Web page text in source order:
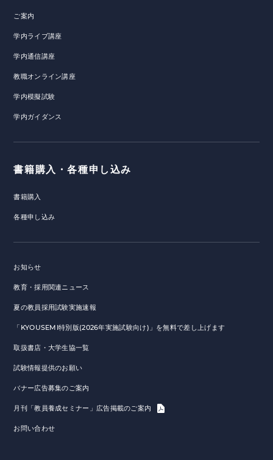
ご案内
学内ライブ講座
学内通信講座
教職オンライン講座
学内模擬試験
学内ガイダンス
書籍購入・各種申し込み
書籍購入
各種申し込み
お知らせ
教育・採用関連ニュース
夏の教員採用試験実施速報
「KYOUSEMI特別版(2026年実施試験向け)」を無料で差し上げます
取扱書店・大学生協一覧
試験情報提供のお願い
バナー広告募集のご案内
月刊「教員養成セミナー」広告掲載のご案内
お問い合わせ